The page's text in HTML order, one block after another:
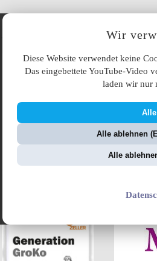
Wir
Diese Website verwendet keine
Das eingebettete YouTube-Video
laden wir nur
Alle ablehnen
Alle
Angebote